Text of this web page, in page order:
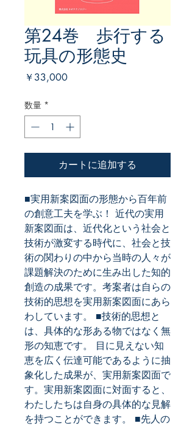
第24巻 歩行する
玩具の形態史
￥33,000価
数量 *
カートに追加する
■実用新案図面の形態から百年前
の創意工夫を学ぶ！ 近代の実用
新案図面は、近代化という社会と
技術が激変する時代に、社会と技
術の関わりの中から当時の人々が
課題解決のために生み出した知的
創造の成果です。考案者は自らの
技術的思想を実用新案図面にあら
わしています。 ■技術的思想と
は、具体的な形ある物ではなく無
形の知恵です。 目に見えない知
恵を広く伝達可能であるように抽
象化した成果が、実用新案図面で
す。実用新案図面に対面すると、
わたしたちは自身の具体的な見解
を持つことができます。 ■先人の